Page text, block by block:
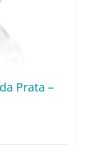
Prata –